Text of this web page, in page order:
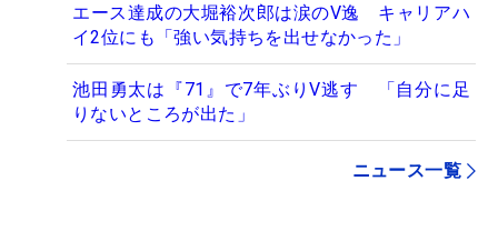
エース達成の大堀裕次郎は涙のV逸 キャリアハ
イ2位にも「強い気持ちを出せなかった」
池田勇太は『71』で7年ぶりV逃す 「自分に足
りないところが出た」
ニュース一覧